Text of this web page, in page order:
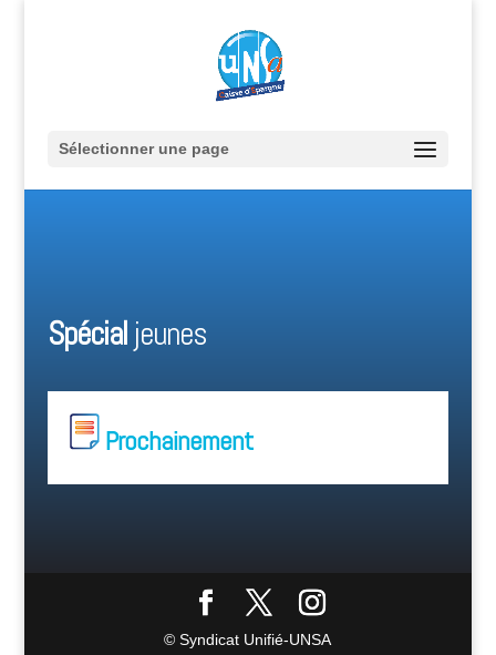
Sélectionner une page
Spécialjeunes
Prochainement
© Syndicat Unifié-UNSA